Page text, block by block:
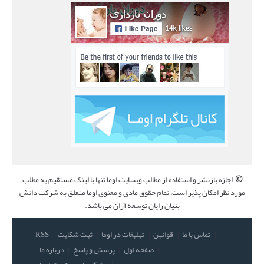
©اجازه بازنشر و استفاده از مطالب وبسایت اوما تنها با لینک مستقیم به مطلب
مورد نظر امکان پذیر است، تمام حقوق مادی و معنوی اوما متعلق به شرکت دانش
بنیان رایان توسعه آران می باشد.
RSS ثبت شکایت تبلیغات در اوما قوانین
تماس با ما
درباره ما
پرسش و پاسخ صفحه اول